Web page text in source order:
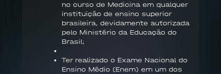
no curso de Medicina em qualquer
instituição de ensino superior
brasileira, devidamente autorizada
pelo Ministério da Educação do
Brasil;
Ter realizado o Exame Nacional do
Ensino Médio (Enem) em um dos